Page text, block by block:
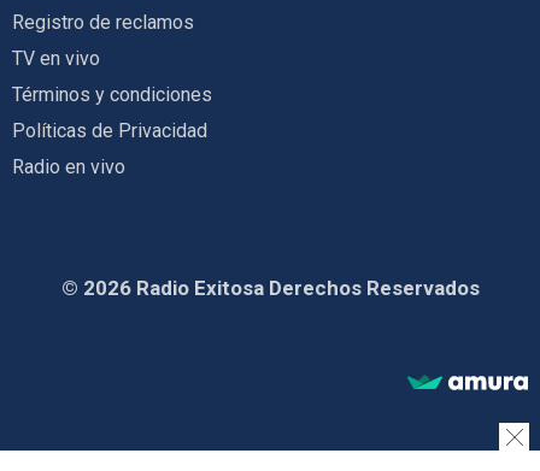
Registro de reclamos
TV en vivo
Términos y condiciones
Políticas de Privacidad
Radio en vivo
© 2026 Radio Exitosa Derechos Reservados